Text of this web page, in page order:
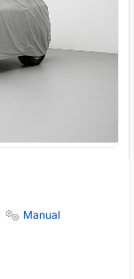
Manual